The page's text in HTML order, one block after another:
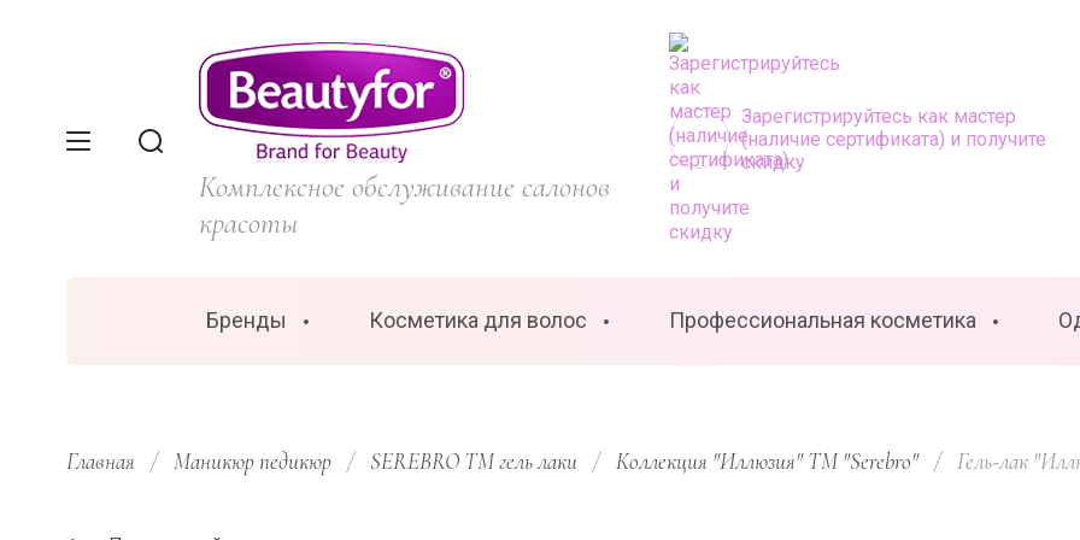
Комплексное обслуживание салонов
красоты
Зарегистрируйтесь как мастер
(наличие сертификата) и получите
скидку
Бренды Косметика для волос Профессиональная косметика
Главная / Маникюр педикюр / SEREBRO TM гель лаки / Коллекция "Иллюзия" ТМ "Serebro" /
Гель-лак